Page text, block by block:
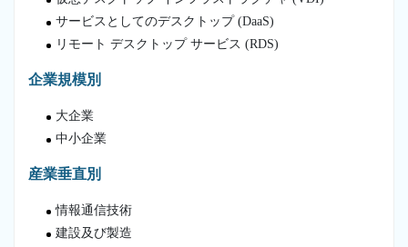
サービスとしてのデスクトップ (DaaS)
リモート デスクトップ サービス (RDS)
企業規模別
大企業
中小企業
産業垂直別
情報通信技術
建設及び製造